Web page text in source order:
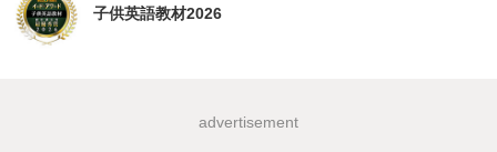
子供英語教材2026
advertisement